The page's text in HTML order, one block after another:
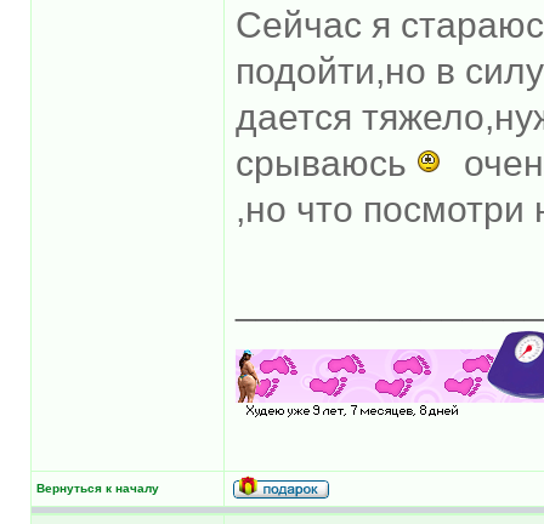
Сейчас я
подойти,но в
дается
срываюсь
,но что посмотри
Вернуться к началу